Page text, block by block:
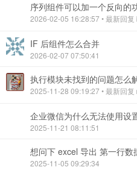
2026-02-05 16:28:57 • 最新回复
IF 后组件怎么合并
2026-02-07 07:50:41
执行模块未找到的问题怎么
2025-11-28 09:19:27 • 最新回复
企业微信为什么无法使用设
2025-11-21 08:11:51
2025-11-05 09:29:34